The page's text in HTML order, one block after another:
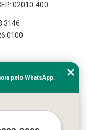
02010-400
site
pelo WhatsApp.